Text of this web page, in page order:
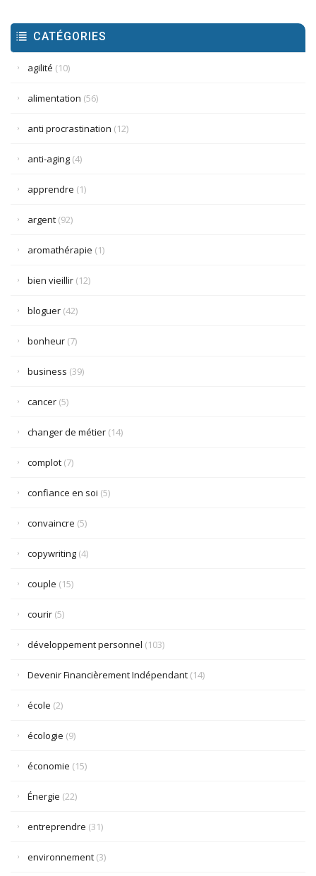
CATÉGORIES
agilité (10)
alimentation (56)
anti procrastination (12)
anti-aging (4)
apprendre (1)
argent (92)
aromathérapie (1)
bien vieillir (12)
bloguer (42)
bonheur (7)
business (39)
cancer (5)
changer de métier (14)
complot (7)
confiance en soi (5)
convaincre (5)
copywriting (4)
couple (15)
courir (5)
développement personnel (103)
Devenir Financièrement Indépendant (14)
école (2)
écologie (9)
économie (15)
Énergie (22)
entreprendre (31)
environnement (3)